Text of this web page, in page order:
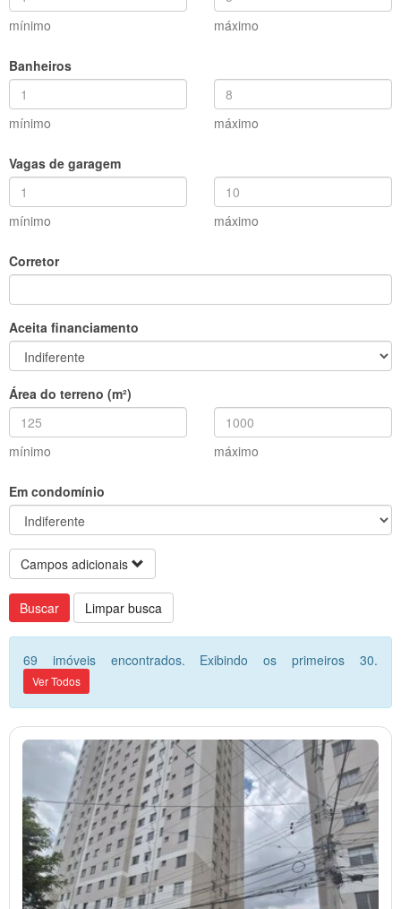
mínimo máximo
Banheiros
mínimo máximo
Vagas de garagem
mínimo máximo
Corretor
Aceita financiamento
Área do terreno (m²)
mínimo máximo
Em condomínio
Campos adicionais
Buscar Limpar busca
69 imóveis encontrados. Exibindo os primeiros 30.
Ver Todos